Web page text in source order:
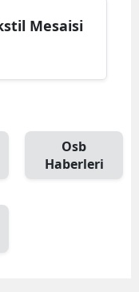
Mesaisi
Osb
Haberleri